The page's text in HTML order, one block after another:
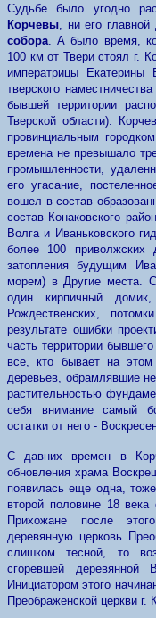
Судьбе было угодно
Корчевы, ни его главной
собора. А было время,
100 км от Твери стоял г.
императрицы
тверского
бывшей территории
Тверской области).
провинциальным
времена не превышало
промышленности,
его угасание,
вошел в состав
состав Конаковского
Волга и Иваньковского
более 100 приволжских
затопления будущим
морем) в Другие места.
один кирпичный
Рождественских,
результате ошибки
часть территории
все, кто бывает на
дepeвьев, обрамлявшие
растительностью
себя внимание самый
остатки от него -
С давних времен в
обновления храма
появилась еще одна,
второй половине 18 века
Прихожане после
деревянную церковь
слишком тесной, то
сгоревшей деревянной
Инициатором этого
Преображенской церкви